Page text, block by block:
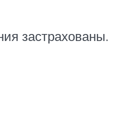
застрахованы.